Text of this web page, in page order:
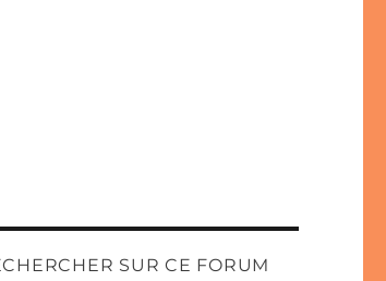
SUR CE FORUM